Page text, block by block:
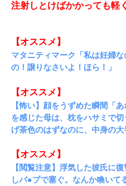
注射しとけばかかっても軽
【オススメ】
マタニティマーク「私は妊婦
の！譲りなさいよ！ほら！」
【オススメ】
【怖い】顔をうずめた瞬間「
を感じた母は、枕をハサミで
げ茶色のはずなのに、中身の大
【オススメ】
【閲覧注意】浮気した彼氏に
しバ●ブで塞ぐ。なんか喚いて